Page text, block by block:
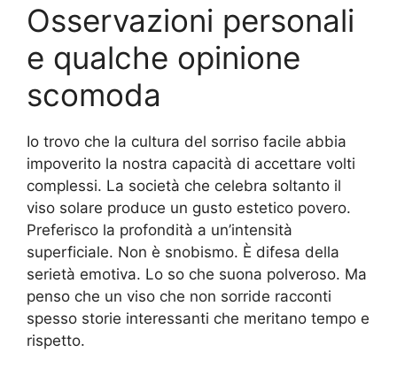
Osservazioni personali
e qualche opinione
scomoda
Io trovo che la cultura del sorriso facile abbia
impoverito la nostra capacità di accettare volti
complessi. La società che celebra soltanto il
viso solare produce un gusto estetico povero.
Preferisco la profondità a un’intensità
superficiale. Non è snobismo. È difesa della
serietà emotiva. Lo so che suona polveroso. Ma
penso che un viso che non sorride racconti
spesso storie interessanti che meritano tempo e
rispetto.